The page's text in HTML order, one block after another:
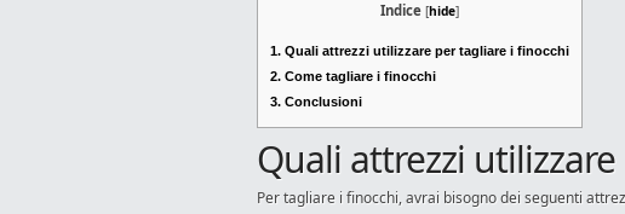
Indice [hide]
1. Quali attrezzi utilizzare per tagliare i finocchi
2. Come tagliare i finocchi
3. Conclusioni
Quali attrezzi
Per tagliare i finocchi, avrai bisogno dei seguenti